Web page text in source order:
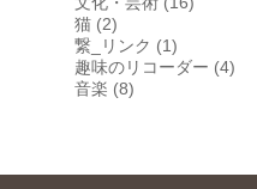
猫 (2)
繋_リンク (1)
趣味のリコーダー (4)
音楽 (8)